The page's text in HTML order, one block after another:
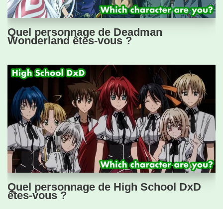
Quel personnage de Deadman
Wonderland êtes-vous ?
Quel personnage de High School DxD
êtes-vous ?